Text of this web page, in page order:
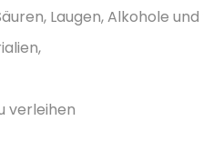
Laugen, Alkohole
verleihen